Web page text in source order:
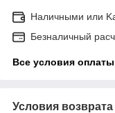
Наличными или
Безналичный
Все условия оплаты
Условия возврата